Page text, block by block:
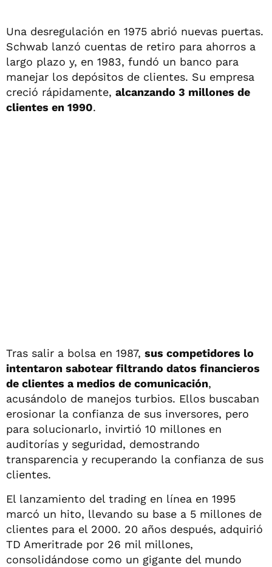
Una desregulación en 1975 abrió nuevas puertas.
Schwab lanzó cuentas de retiro para ahorros a
largo plazo y, en 1983, fundó un banco para
manejar los depósitos de clientes. Su empresa
creció rápidamente, alcanzando 3 millones de
clientes en 1990.
Tras salir a bolsa en 1987, sus competidores lo
intentaron sabotear filtrando datos financieros
de clientes a medios de comunicación,
acusándolo de manejos turbios. Ellos buscaban
erosionar la confianza de sus inversores, pero
para solucionarlo, invirtió 10 millones en
auditorías y seguridad, demostrando
transparencia y recuperando la confianza de sus
clientes.
El lanzamiento del trading en línea en 1995
marcó un hito, llevando su base a 5 millones de
clientes para el 2000. 20 años después, adquirió
TD Ameritrade por 26 mil millones,
consolidándose como un gigante del mundo